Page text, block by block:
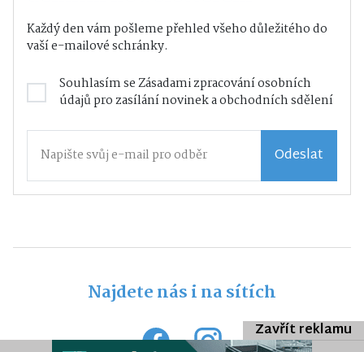
Každý den vám pošleme přehled všeho důležitého do
vaší e-mailové schránky.
Souhlasím seZásadami zpracování osobních
údajůpro zasílání novinek a obchodních sdělení
Odeslat
Najdete nás i na sítích
Zavřít reklamu